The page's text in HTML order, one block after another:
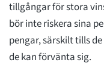
tillgångar för stora
bör inte riskera sina
pengar, särskilt tills
de kan förvänta sig.